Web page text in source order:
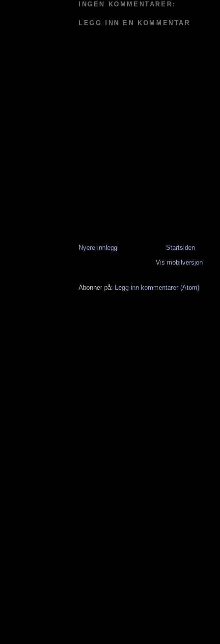
INGEN KOMMENTARER:
LEGG INN EN KOMMENTAR
Nyere innlegg
Startsiden
Vis mobilversjon
Abonner på: Legg inn kommentarer (Atom)